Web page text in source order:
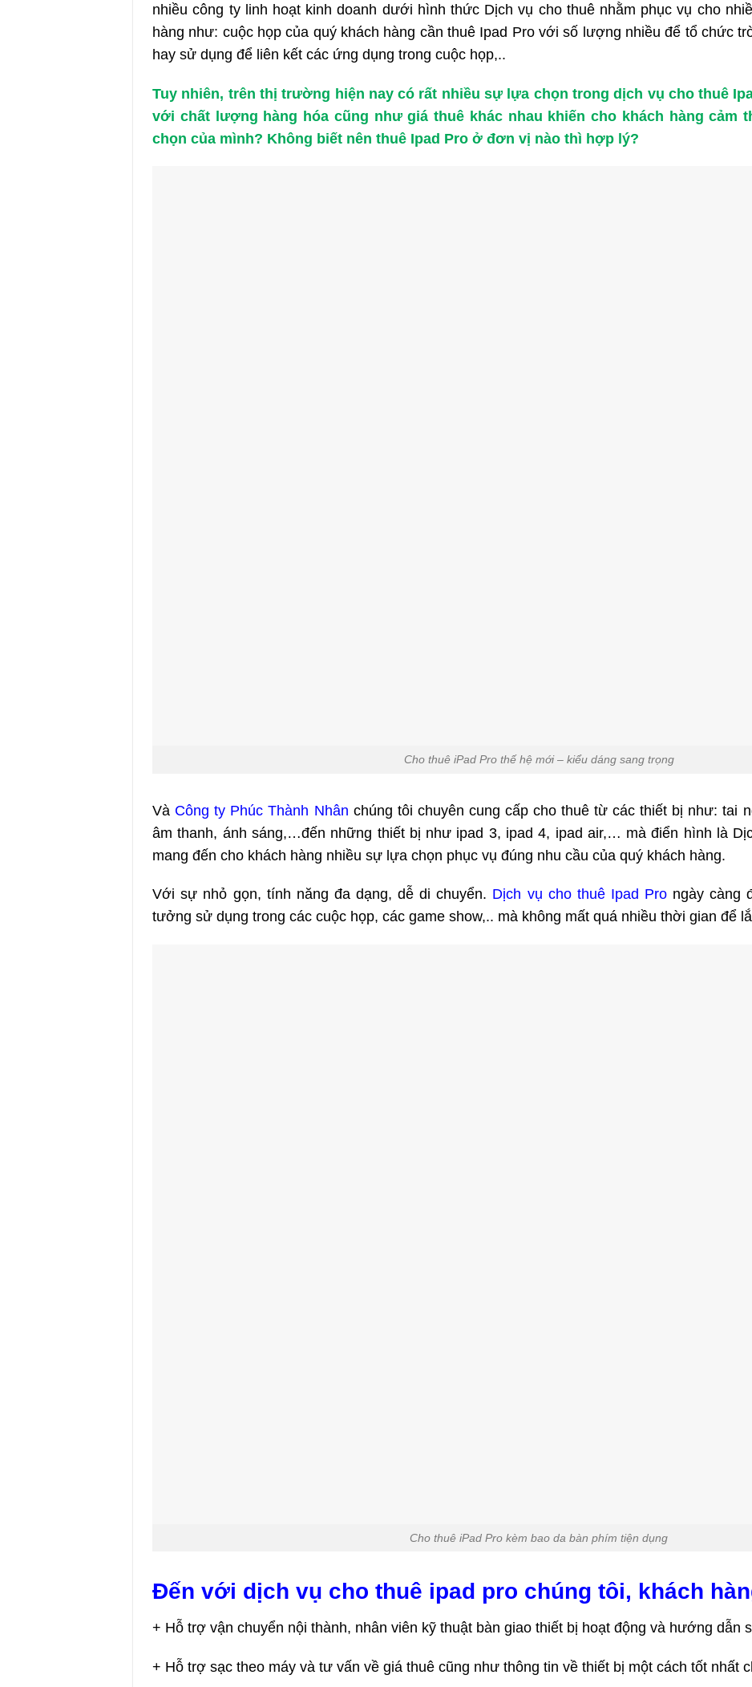
nhiều công ty linh hoạt kinh doanh dưới hình thức Dịch vụ cho thuê nhằm phục vụ cho
hàng như: cuộc họp của quý khách hàng cần thuê Ipad Pro với số lượng nhiều để tổ chức
hay sử dụng để liên kết các ứng dụng trong cuộc họp,..
Tuy nhiên, trên thị trường hiện nay có rất nhiều sự lựa chọn trong dịch vụ cho thuê
với chất lượng hàng hóa cũng như giá thuê khác nhau khiến cho khách hàng cảm
chọn của mình? Không biết nên thuê Ipad Pro ở đơn vị nào thì hợp lý?
Cho thuê iPad Pro thế hệ mới – kiểu dáng sang trọng
Và Công ty Phúc Thành Nhân chúng tôi chuyên cung cấp cho thuê từ các thiết bị như: tai
âm thanh, ánh sáng,…đến những thiết bị như ipad 3, ipad 4, ipad air,… mà điển hình là
mang đến cho khách hàng nhiều sự lựa chọn phục vụ đúng nhu cầu của quý khách hàng.
Với sự nhỏ gọn, tính năng đa dạng, dễ di chuyển. Dịch vụ cho thuê Ipad Pro ngày càng
tưởng sử dụng trong các cuộc họp, các game show,.. mà không mất quá nhiều thời gian để
Cho thuê iPad Pro kèm bao da bàn phím tiện dụng
Đến với dịch vụ cho thuê ipad pro chúng tôi, khách
+ Hỗ trợ vận chuyển nội thành, nhân viên kỹ thuật bàn giao thiết bị hoạt động và hướng dẫn
+ Hỗ trợ sạc theo máy và tư vấn về giá thuê cũng như thông tin về thiết bị một cách tốt nhất